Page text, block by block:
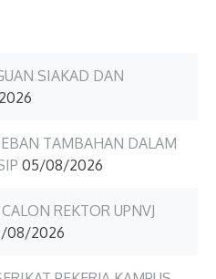
SIAKAD DAN
TAMBAHAN DALAM
05/08/2026
REKTOR UPNVJ
08/2026